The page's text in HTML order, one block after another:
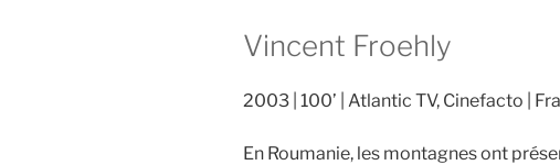
Vincent Froehly
2003 100’ Atlantic TV, Cinefacto
En Roumanie, les montagnes ont